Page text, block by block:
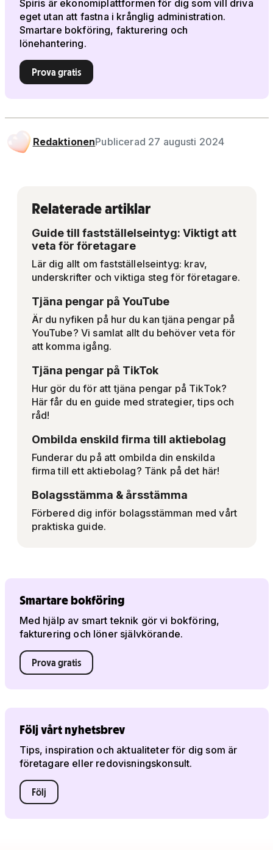
Spiris är ekonomiplattformen för dig som vill driva
eget utan att fastna i krånglig administration.
Smartare bokföring, fakturering och
lönehantering.
Prova gratis
RedaktionenPublicerad 27 augusti 2024
Relaterade artiklar
Guide till fastställelseintyg: Viktigt att
veta för företagare
Lär dig allt om fastställelseintyg: krav,
underskrifter och viktiga steg för företagare.
Tjäna pengar på YouTube
Är du nyfiken på hur du kan tjäna pengar på
YouTube? Vi samlat allt du behöver veta för
att komma igång.
Tjäna pengar på TikTok
Hur gör du för att tjäna pengar på TikTok?
Här får du en guide med strategier, tips och
råd!
Ombilda enskild firma till aktiebolag
Funderar du på att ombilda din enskilda
firma till ett aktiebolag? Tänk på det här!
Bolagsstämma & årsstämma
Förbered dig inför bolagsstämman med vårt
praktiska guide.
Smartare bokföring
Med hjälp av smart teknik gör vi bokföring,
fakturering och löner självkörande.
Prova gratis
Följ vårt nyhetsbrev
Tips, inspiration och aktualiteter för dig som är
företagare eller redovisningskonsult.
Följ